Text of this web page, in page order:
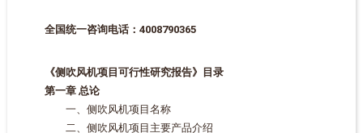
全国统一咨询电话：4008790365
《侧吹风机项目可行性研究报告》目录
第一章 总论
一、侧吹风机项目名称
二、侧吹风机项目主要产品介绍